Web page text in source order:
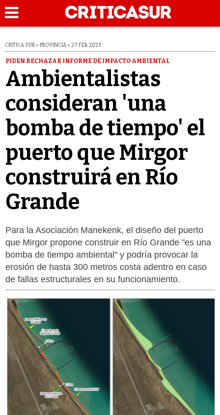
CRITICA SUR » PROVINCIA » 27 FEB 2023
PIDEN RECHAZAR INFORME DE IMPACTO AMBIENTAL
Ambientalistas
consideran 'una
bomba de tiempo' el
puerto que Mirgor
construirá en Río
Grande
Para la Asociación Manekenk, el diseño del puerto
que Mirgor propone construir en Río Grande "es una
bomba de tiempo ambiental" y podría provocar la
erosión de hasta 300 metros costa adentro en caso
de fallas estructurales en su funcionamiento.